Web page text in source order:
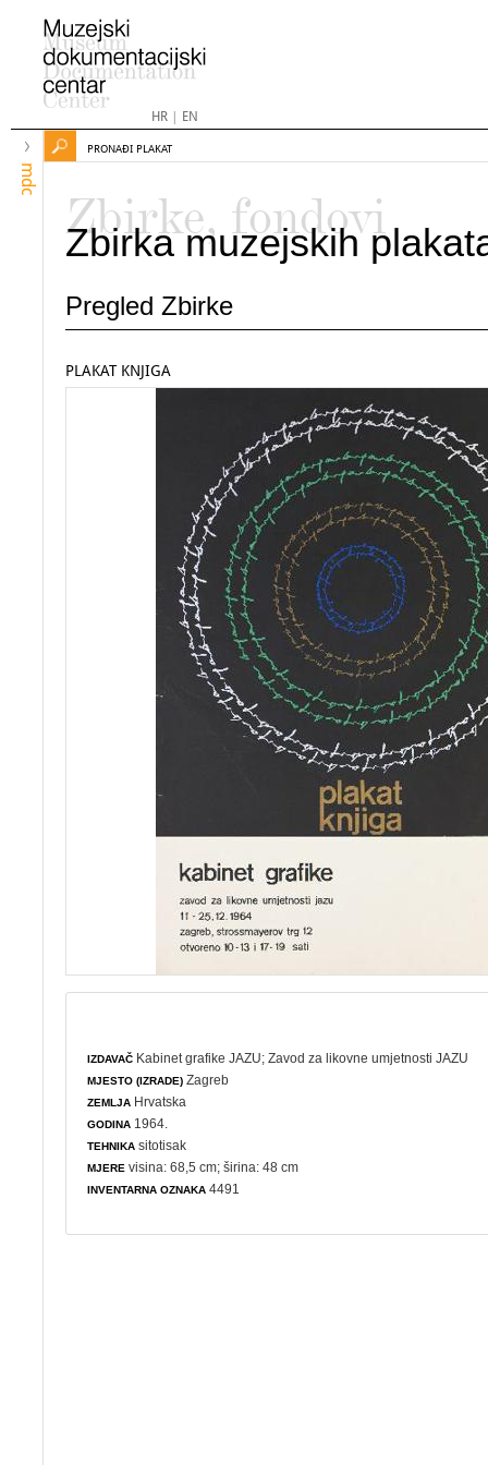
HR| EN
mdc
PRONAĐI PLAKAT
Zbirke, fondovi
Zbirka muzejskih
Pregled Zbirke
PLAKAT KNJIGA
IZDAVAČ Kabinet grafike JAZU;Zavod za likovne umjetnosti JAZU
MJESTO (IZRADE) Zagreb
ZEMLJA Hrvatska
GODINA 1964.
TEHNIKA sitotisak
MJERE visina: 68,5 cm; širina: 48 cm
INVENTARNA OZNAKA 4491